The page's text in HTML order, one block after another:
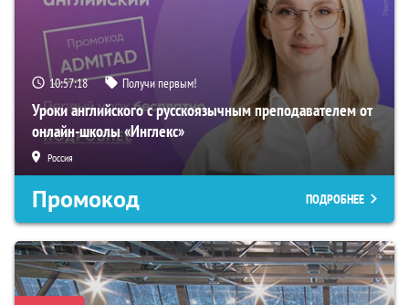
10:57:16 Получи первым!
Уроки английского с русскоязычным преподавателем от
онлайн-школы «Инглекс»
Россия
Промокод ПОДРОБНЕЕ